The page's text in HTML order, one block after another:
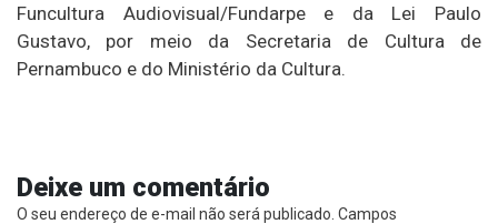
Funcultura Audiovisual/Fundarpe e da Lei Paulo
Gustavo, por meio da Secretaria de Cultura de
Pernambuco e do Ministério da Cultura.
Deixe um comentário
O seu endereço de e-mail não será publicado. Campos